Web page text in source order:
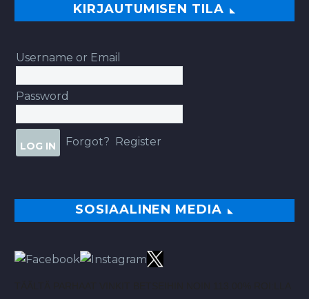
KIRJAUTUMISEN TILA
Username or Email
Password
Forgot? Register
SOSIAALINEN MEDIA